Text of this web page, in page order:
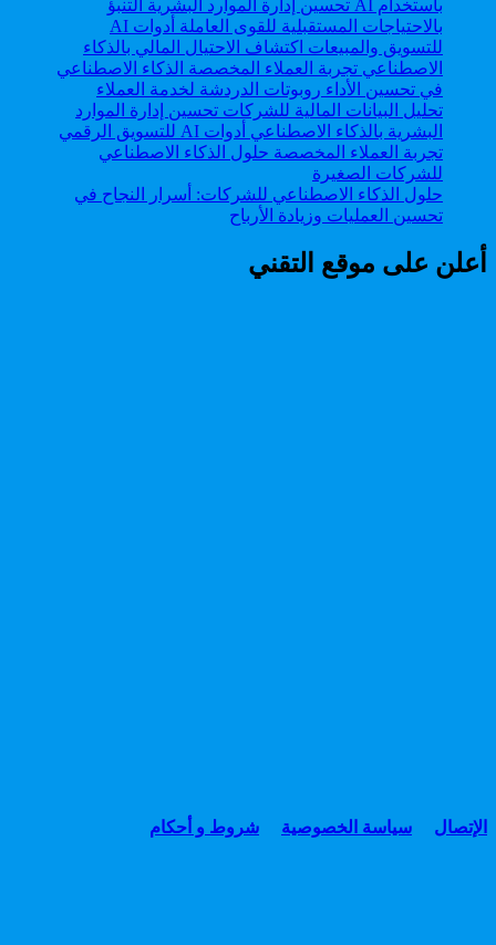
حلول الذكاء الاصطناعي للشركات: أسرار النجاح في
تحسين العمليات وزيادة الأرباح
أعلن على موقع التقني
الإتصال سياسة الخصوصية شروط و أحكام